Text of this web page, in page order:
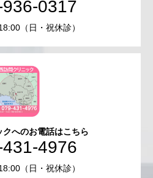
0317
（日・祝休診）
へのお電話はこちら
4976
（日・祝休診）